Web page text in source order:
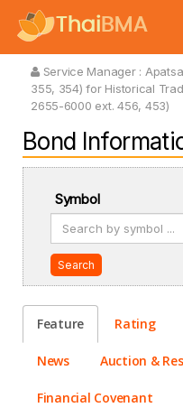
Service Manager :
355, 354) for Historical
2655-6000 ext. 456, 453)
Bond
Symbol
Search
Feature Rating
News Auction &
Financial Covenant